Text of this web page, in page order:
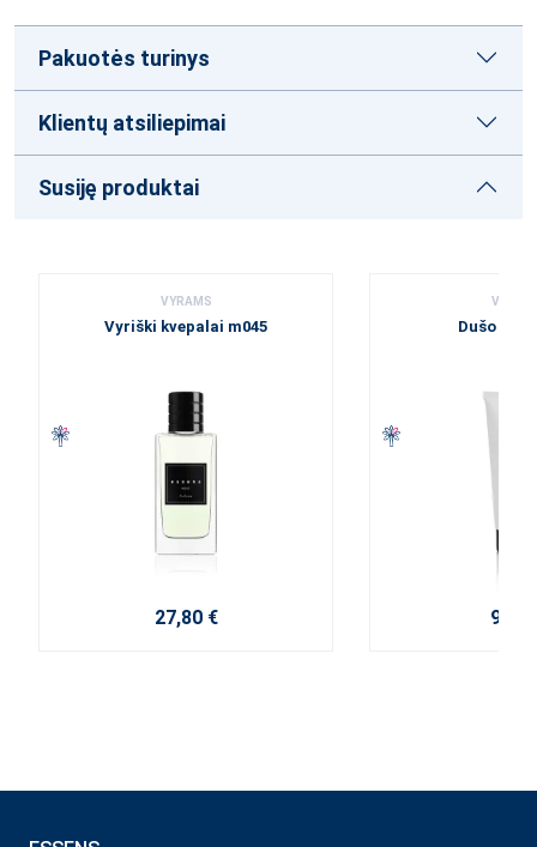
Pakuotės turinys
Klientų atsiliepimai
Susiję produktai
VYRAMS
Vyriški kvepalai m045
27,80 €
Dušo želė
9,20